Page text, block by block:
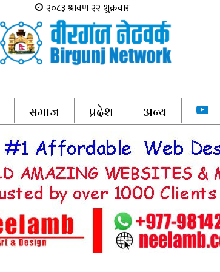
समाज प्रदेश अन्य